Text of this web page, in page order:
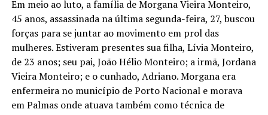
Em meio ao luto, a família de Morgana Vieira Monteiro,
45 anos, assassinada na última segunda-feira, 27, buscou
forças para se juntar ao movimento em prol das
mulheres. Estiveram presentes sua filha, Lívia Monteiro,
de 23 anos; seu pai, João Hélio Monteiro; a irmã, Jordana
Vieira Monteiro; e o cunhado, Adriano. Morgana era
enfermeira no município de Porto Nacional e morava
em Palmas onde atuava também como técnica de